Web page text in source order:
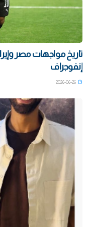
تاريخ مواجهات مصر
إنفوجراف